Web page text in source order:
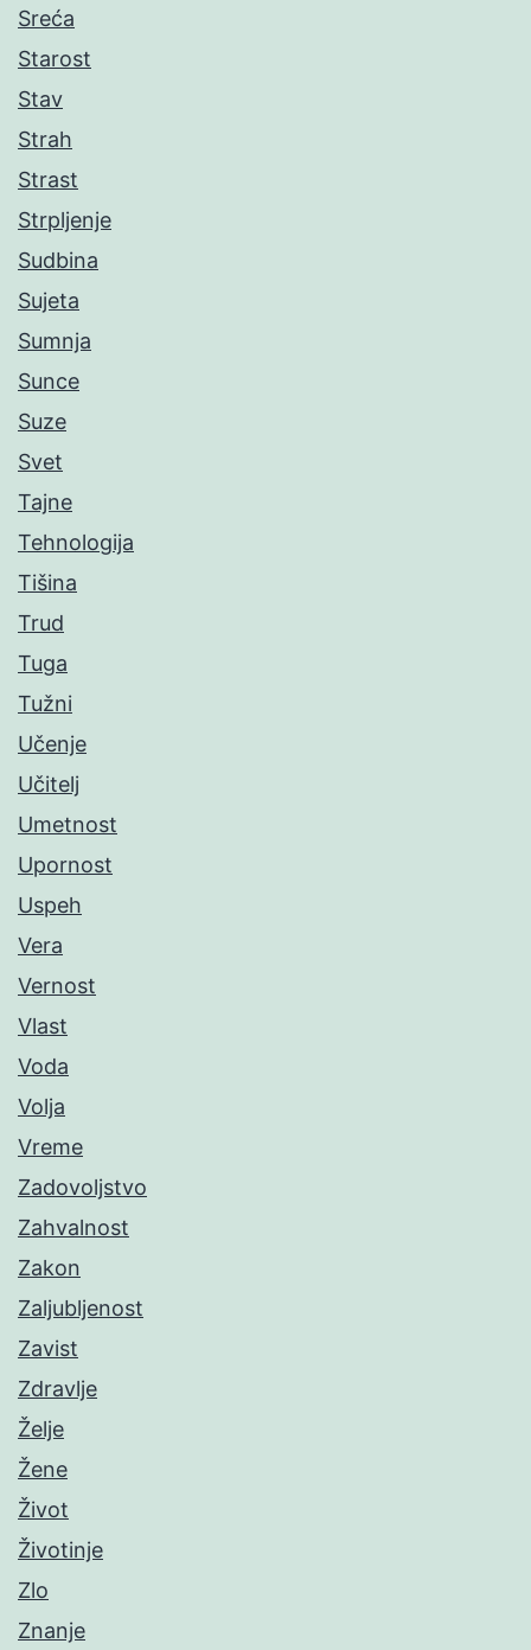
Sreća
Starost
Stav
Strah
Strast
Strpljenje
Sudbina
Sujeta
Sumnja
Sunce
Suze
Svet
Tajne
Tehnologija
Tišina
Trud
Tuga
Tužni
Učenje
Učitelj
Umetnost
Upornost
Uspeh
Vera
Vernost
Vlast
Voda
Volja
Vreme
Zadovoljstvo
Zahvalnost
Zakon
Zaljubljenost
Zavist
Zdravlje
Želje
Žene
Život
Životinje
Zlo
Znanje